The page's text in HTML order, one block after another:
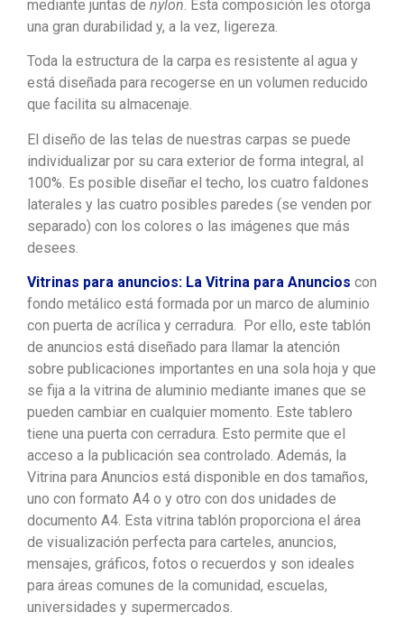
mediante juntas de nylon. Esta composición les otorga
una gran durabilidad y, a la vez, ligereza.
Toda la estructura de la carpa es resistente al agua y
está diseñada para recogerse en un volumen reducido
que facilita su almacenaje.
El diseño de las telas de nuestras carpas se puede
individualizar por su cara exterior de forma integral, al
100%. Es posible diseñar el techo, los cuatro faldones
laterales y las cuatro posibles paredes (se venden por
separado) con los colores o las imágenes que más
desees.
Vitrinas para anuncios: La Vitrina para Anuncios con
fondo metálico está formada por un marco de aluminio
con puerta de acrílica y cerradura. Por ello, este tablón
de anuncios está diseñado para llamar la atención
sobre publicaciones importantes en una sola hoja y que
se fija a la vitrina de aluminio mediante imanes que se
pueden cambiar en cualquier momento. Este tablero
tiene una puerta con cerradura. Esto permite que el
acceso a la publicación sea controlado. Además, la
Vitrina para Anuncios está disponible en dos tamaños,
uno con formato A4 o y otro con dos unidades de
documento A4. Esta vitrina tablón proporciona el área
de visualización perfecta para carteles, anuncios,
mensajes, gráficos, fotos o recuerdos y son ideales
para áreas comunes de la comunidad, escuelas,
universidades y supermercados.